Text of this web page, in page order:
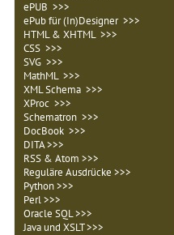
ePUB >>>
ePub für (In)Designer >>>
HTML & XHTML >>>
CSS >>>
SVG >>>
MathML >>>
XML Schema >>>
XProc >>>
Schematron >>>
DocBook >>>
DITA >>>
RSS & Atom >>>
Reguläre Ausdrücke >>>
Python >>>
Perl >>>
Oracle SQL >>>
Java und XSLT >>>